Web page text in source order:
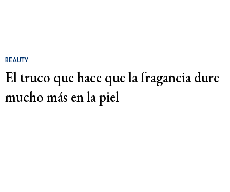
BEAUTY
El truco que hace que la fragancia dure
mucho más en la piel